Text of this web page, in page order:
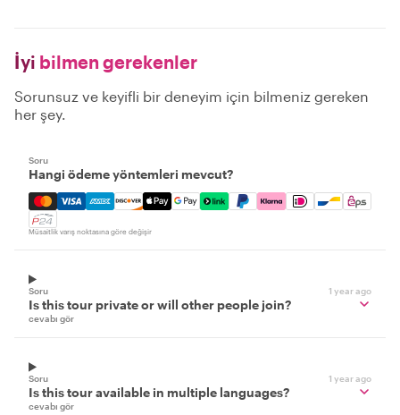
İyi bilmen gerekenler
Sorunsuz ve keyifli bir deneyim için bilmeniz gereken
her şey.
Soru
Hangi ödeme yöntemleri mevcut?
Mastercard, Visa, Amex, Discover, Apple Pay, Google
Müsaitlik varış noktasına göre değişir
Soru 1 year ago
Is this tour private or will other people join?
cevabı gör
Soru 1 year ago
Is this tour available in multiple languages?
cevabı gör